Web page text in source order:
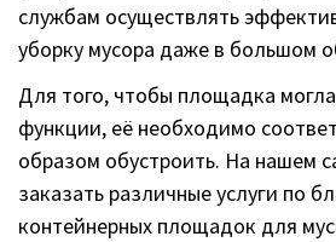
службам осуществлять
уборку мусора даже в большом
Для того, чтобы площадка
функции, её необходимо
образом обустроить. На нашем
заказать различные услуги по
контейнерных площадок для